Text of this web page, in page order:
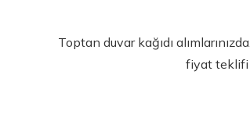
Toptan duvar kağıdı
fiyat teklifi